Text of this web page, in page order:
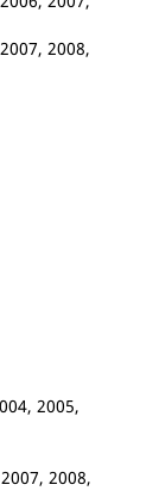
2008,
2005,
2008,